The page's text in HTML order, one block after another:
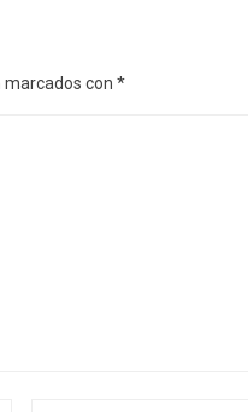
marcados con *